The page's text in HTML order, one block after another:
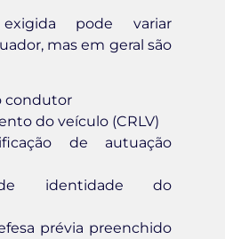
pode variar
mas em geral são
condutor
do veículo (CRLV)
de autuação
identidade do
prévia preenchido